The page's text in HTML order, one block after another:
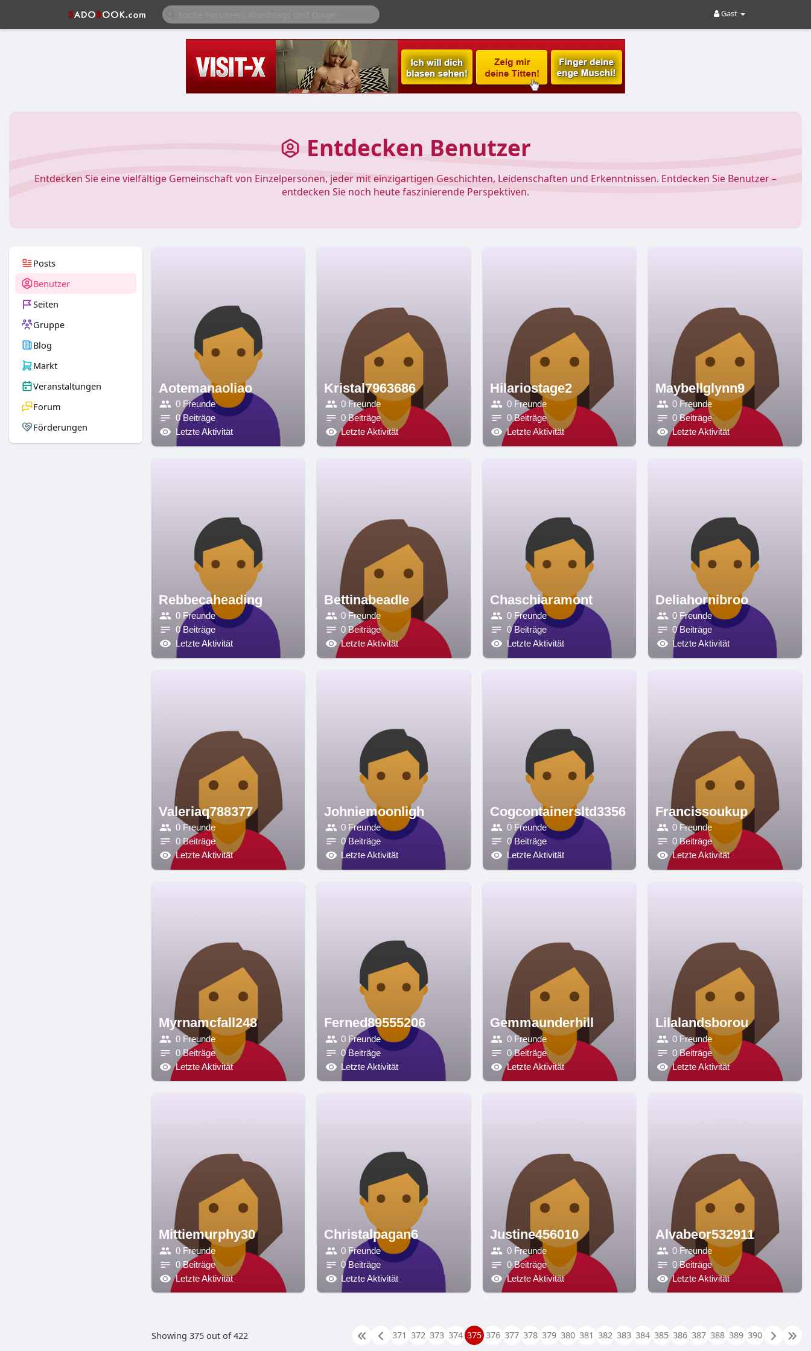
Gast
Entdecken Benutzer
Entdecken Sie eine vielfältige Gemeinschaft von Einzelpersonen, jeder mit einzigartigen Geschichten, Leidenschaften und Erkenntnissen. Entdecken Sie Benutzer –
entdecken Sie noch heute faszinierende Perspektiven.
Posts
Benutzer
Seiten
Gruppe
Blog
Markt
Veranstaltungen
Forum
Förderungen
Aotemanaoliao
0 Freunde
0 Beiträge
Letzte Aktivität
Kristal7963686
0 Freunde
0 Beiträge
Letzte Aktivität
Hilariostage2
0 Freunde
0 Beiträge
Letzte Aktivität
Maybellglynn9
0 Freunde
0 Beiträge
Letzte Aktivität
Rebbecaheading
0 Freunde
0 Beiträge
Letzte Aktivität
Bettinabeadle
0 Freunde
0 Beiträge
Letzte Aktivität
Chaschiaramont
0 Freunde
0 Beiträge
Letzte Aktivität
Deliahornibroo
0 Freunde
0 Beiträge
Letzte Aktivität
Valeriaq788377
0 Freunde
0 Beiträge
Letzte Aktivität
Johniemoonligh
0 Freunde
0 Beiträge
Letzte Aktivität
Cogcontainersltd3356
0 Freunde
0 Beiträge
Letzte Aktivität
Francissoukup
0 Freunde
0 Beiträge
Letzte Aktivität
Myrnamcfall248
0 Freunde
0 Beiträge
Letzte Aktivität
Ferned89555206
0 Freunde
0 Beiträge
Letzte Aktivität
Gemmaunderhill
0 Freunde
0 Beiträge
Letzte Aktivität
Lilalandsborou
0 Freunde
0 Beiträge
Letzte Aktivität
Mittiemurphy30
0 Freunde
0 Beiträge
Letzte Aktivität
Christalpagan6
0 Freunde
0 Beiträge
Letzte Aktivität
Justine456010
0 Freunde
0 Beiträge
Letzte Aktivität
Alvabeor532911
0 Freunde
0 Beiträge
Letzte Aktivität
Showing 375 out of 422 371 372 373 374 375 376 377 378 379 380 381 382 383 384 385 386 387 388 389 390